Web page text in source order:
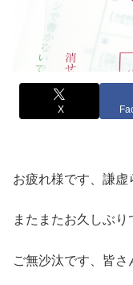
X
お疲れ様です、謙虚
またまたお久しぶり
ご無沙汰です、皆さ